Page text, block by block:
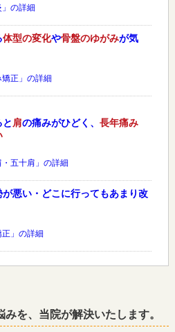
の詳細
体型の変化や骨盤のゆがみが気
正」の詳細
肩の痛みがひどく、 長年痛み
五十肩」の詳細
が悪い・どこに行ってもあまり改
」の詳細
を、当院が解決いたします。